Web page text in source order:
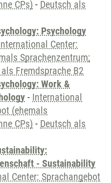
CPs) - Deutsch als
Psychology
Center:
Sprachenzentrum;
Fremdsprache B2
Work &
- International
(ehemals
CPs) - Deutsch als
- Sustainability
Center: Sprachangebot